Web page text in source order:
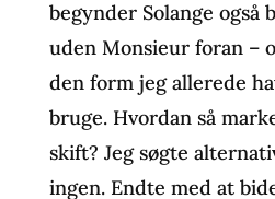
begynder Solange også
uden Monsieur foran –
den form jeg allerede
bruge. Hvordan så
skift? Jeg søgte
ingen. Endte med at